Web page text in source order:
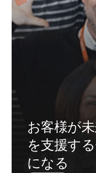
お客様が
を支援す
になる